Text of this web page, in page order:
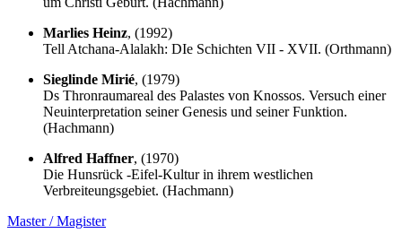
Marlies Heinz, (1992)
Tell Atchana-Alalakh: DIe Schichten VII - XVII. (Orthmann)
Sieglinde Mirié, (1979)
Ds Thronraumareal des Palastes von Knossos. Versuch einer
Neuinterpretation seiner Genesis und seiner Funktion.
(Hachmann)
Alfred Haffner, (1970)
Die Hunsrück -Eifel-Kultur in ihrem westlichen
Verbreiteungsgebiet. (Hachmann)
Master / Magister